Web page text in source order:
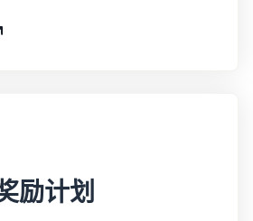
励计划